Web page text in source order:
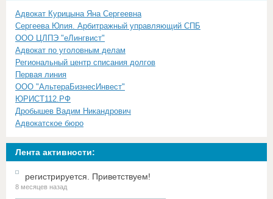
Адвокат Курицына Яна Сергеевна
Сергеева Юлия. Арбитражный управляющий СПБ
ООО ЦЛПЭ "еЛингвист"
Адвокат по уголовным делам
Региональный центр списания долгов
Первая линия
ООО "АльтераБизнесИнвест"
ЮРИСТ112.РФ
Дробышев Вадим Никандрович
Адвокатское бюро
Лента активности:
регистрируется. Приветствуем!
8 месяцев назад